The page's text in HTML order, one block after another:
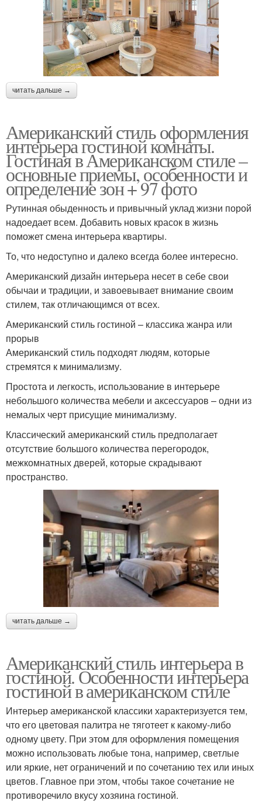
читать дальше →
Американский стиль оформления
интерьера гостиной комнаты.
Гостиная в Американском стиле –
основные приемы, особенности и
определение зон + 97 фото
Рутинная обыденность и привычный уклад жизни порой
надоедает всем. Добавить новых красок в жизнь
поможет смена интерьера квартиры.
То, что недоступно и далеко всегда более интересно.
Американский дизайн интерьера несет в себе свои
обычаи и традиции, и завоевывает внимание своим
стилем, так отличающимся от всех.
Американский стиль гостиной – классика жанра или
прорыв
Американский стиль подходят людям, которые
стремятся к минимализму.
Простота и легкость, использование в интерьере
небольшого количества мебели и аксессуаров – одни из
немалых черт присущие минимализму.
Классический американский стиль предполагает
отсутствие большого количества перегородок,
межкомнатных дверей, которые скрадывают
пространство.
читать дальше →
Американский стиль интерьера в
гостиной. Особенности интерьера
гостиной в американском стиле
Интерьер американской классики характеризуется тем,
что его цветовая палитра не тяготеет к какому-либо
одному цвету. При этом для оформления помещения
можно использовать любые тона, например, светлые
или яркие, нет ограничений и по сочетанию тех или иных
цветов. Главное при этом, чтобы такое сочетание не
противоречило вкусу хозяина гостиной.